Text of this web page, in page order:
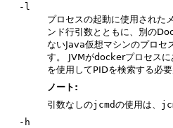
-l
プロセスの起動に使用された
ンド行引数とともに、別の
ないJava仮想マシンのプロセ
す。
JVMがdockerプロセスに
を使用してPIDを検索する必要
ノート:
引数なしのjcmdの使用は、
-h